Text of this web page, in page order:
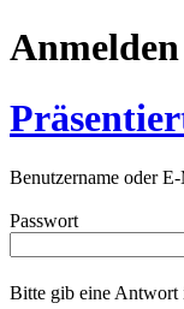
Anmelden
Benutzername oder
Passwort
Bitte gib eine Antwort